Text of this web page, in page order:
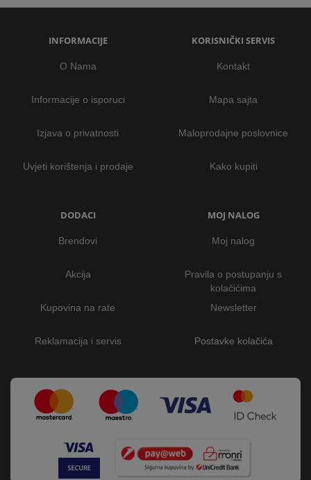
INFORMACIJE
O Nama
Informacije o isporuci
Izjava o privatnosti
Uvjeti korištenja i prodaje
KORISNIČKI SERVIS
Kontakt
Mapa sajta
Maloprodajne poslovnice
Kako kupiti
DODACI
Brendovi
Akcija
Kupovina na rate
Reklamacija i servis
MOJ NALOG
Moj nalog
Pravila o postupanju s
kolačićima
Newsletter
Postavke kolačića